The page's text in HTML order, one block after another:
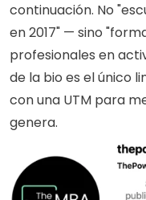
continuación. No
en 2017" — sino
profesionales en
de la bio es el único
con una UTM para
genera.